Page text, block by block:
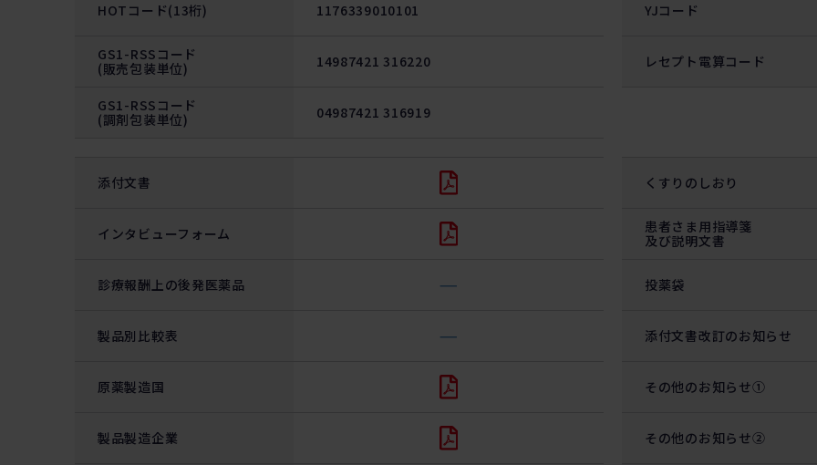
HOTコード(13桁) 1176339010101
GS1-RSSコード
(販売包装単位)
14987421 316220
GS1-RSSコード
(調剤包装単位)
04987421 316919
YJコード
レセプト電算コード
添付文書
インタビューフォーム
診療報酬上の後発医薬品 ―
製品別比較表 ―
原薬製造国
製品製造企業
くすりのしおり
患者さま用指導箋
及び説明文書
投薬袋
添付文書改訂のお知らせ
その他のお知らせ①
その他のお知らせ②